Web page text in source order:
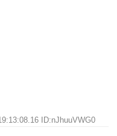
ID:nJhuuVWG0